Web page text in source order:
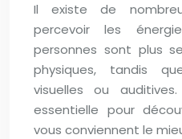
Il existe de
percevoir les
personnes sont plus
physiques, tandis
visuelles ou
essentielle pour
vous conviennent le